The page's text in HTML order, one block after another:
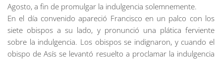
Agosto, a fin de promulgar la indulgencia solemnemente.
En el día convenido apareció Francisco en un palco con los
siete obispos a su lado, y pronunció una plática ferviente
sobre la indulgencia. Los obispos se indignaron, y cuando el
obispo de Asís se levantó resuelto a proclamar la indulgencia